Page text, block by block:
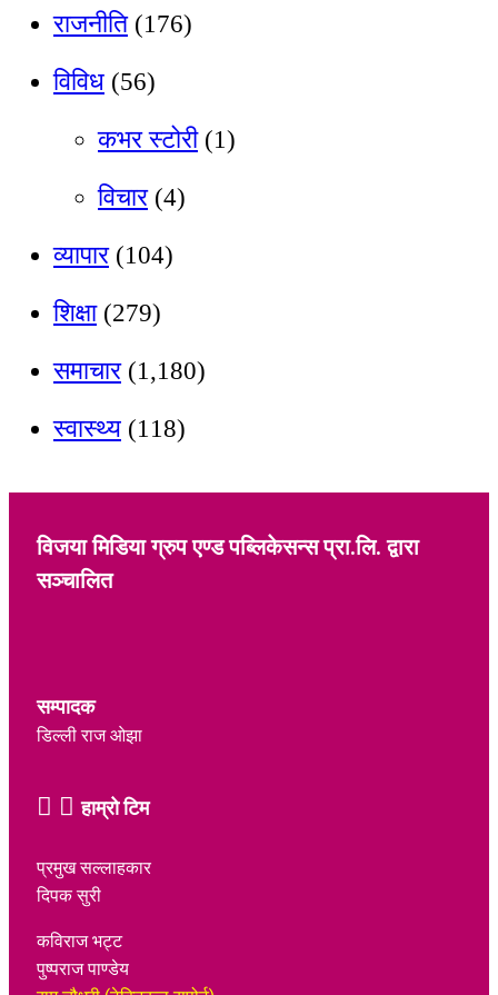
राजनीति (176)
विविध (56)
कभर स्टोरी (1)
विचार (4)
व्यापार (104)
शिक्षा (279)
समाचार (1,180)
स्वास्थ्य (118)
विजया मिडिया ग्रुप एण्ड पब्लिकेसन्स प्रा.लि. द्वारा
सञ्चालित
सम्पादक
डिल्ली राज ओझा
हाम्रो टिम
प्रमुख सल्लाहकार
दिपक सुरी
कविराज भट्ट
पुष्पराज पाण्डेय